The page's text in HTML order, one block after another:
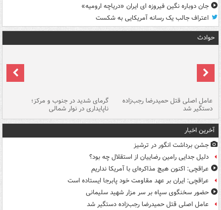
جان دوباره نگین فیروزه ای ایران «دریاچه ارومیه»
اعتراف جالب یک رسانه آمریکایی به شکست
حوادث
عامل اصلی قتل حمیدرضا رجب‌زاده
دستگیر شد
گرمای شدید در جنوب و مرکز؛
ناپایداری در نوار شمالی
آخرین اخبار
جشن برداشت انگور در ترشیز
دلیل جدایی رامین رضاییان از استقلال چه بود؟
عراقچی: اکنون هیچ مذاکره‌ای با آمریکا نداریم
عراقچی: ایران بر عهد مقاومت خود پابرجا ایستاده است
حضور سخنگوی سپاه بر سر مزار شهید سلیمانی
عامل اصلی قتل حمیدرضا رجب‌زاده دستگیر شد